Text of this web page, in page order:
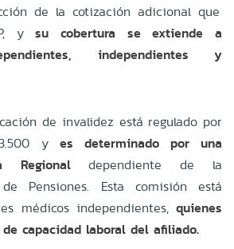
de la cotización adicional que
ysu cobertura se extiende a
independientes y
de invalidez está regulado por
y es determinado por una
Regionaldependiente de la
Pensiones. Esta comisión está
médicos independientes,quienes
capacidad laboral del afiliado.